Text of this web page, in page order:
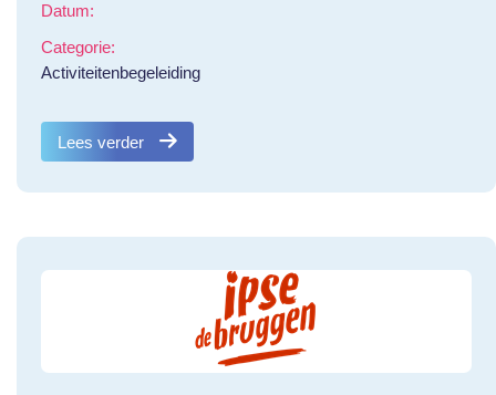
Datum:
Categorie:
Activiteitenbegeleiding
Lees verder